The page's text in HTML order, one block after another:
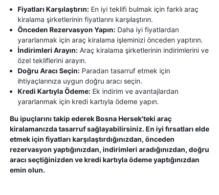
Fiyatları Karşılaştırın: En iyi teklifi bulmak için farklı araç
kiralama şirketlerinin fiyatlarını karşılaştırın.
Önceden Rezervasyon Yapın: Daha iyi fiyatlardan
yararlanmak için araç kiralama işleminizi önceden yaptırın.
İndirimleri Arayın: Araç kiralama şirketlerinin indirimlerini ve
özel tekliflerini arayın.
Doğru Aracı Seçin: Paradan tasarruf etmek için
ihtiyaçlarınıza uygun doğru aracı seçin.
Kredi Kartıyla Ödeme: Ek indirim ve avantajlardan
yararlanmak için kredi kartıyla ödeme yapın.
Bu ipuçlarını takip ederek Bosna Hersek'teki araç
kiralamanızda tasarruf sağlayabilirsiniz. En iyi fırsatları elde
etmek için fiyatları karşılaştırdığınızdan, önceden
rezervasyon yaptığınızdan, indirimleri aradığınızdan, doğru
aracı seçtiğinizden ve kredi kartıyla ödeme yaptığınızdan
emin olun.